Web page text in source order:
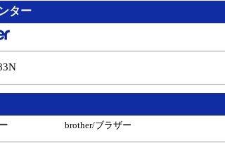
ター
brother/ブラザー